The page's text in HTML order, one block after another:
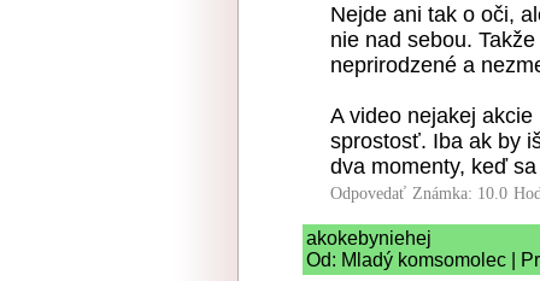
Nejde ani tak o oči,
nie nad sebou.
neprirodzené a
A video nejakej
sprostosť. Iba ak by
dva momenty, keď
Odpovedať Známka: 10.0
akokebyniehej
Od: Mladý komsomolec |